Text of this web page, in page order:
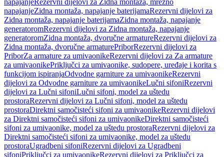
napajanjeRezervni dijelovi za Zidna montaža, mrežno
napajanjeZidna montaža, napajanje baterijamaRezervni dijelovi za
Zidna montaža, napajanje baterijamaZidna montaža, napajanje
generatoromRezervni dijelovi za Zidna montaža, napajanje
generatoromZidna montaža, dvoručne armatureRezervni dijelovi za
Zidna montaža, dvoručne armaturePriborRezervni dijelovi za
PriborZa armature za umivaonikeRezervni dijelovi za Za armature
za umivaonikePriključci za umivaonike, sudopere, uređaje i korita s
funkcijom ispiranjaOdvodne garniture za umivaonikeRezervni
dijelovi za Odvodne garniture za umivaonikeLučni sifoniRezervni
dijelovi za Lučni sifoniLučni sifoni, model za uštedu
prostoraRezervni dijelovi za Lučni sifoni, model za uštedu
prostoraDirektni samočisteći sifoni za umivaonikeRezervni dijelovi
za Direktni samočisteći sifoni za umivaonikeDirektni samočisteći
sifoni za umivaonike, model za uštedu prostoraRezervni dijelovi za
Direktni samočisteći sifoni za umivaonike, model za uštedu
prostoraUgradbeni sifoniRezervni dijelovi za Ugradbeni
sifoniPriključci za umivaonikeRezervni dijelovi za Priključci za